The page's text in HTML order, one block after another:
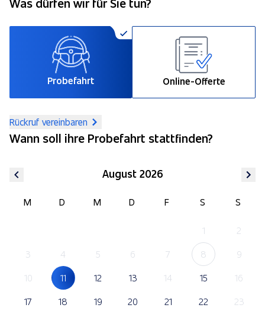
Probefahrt Online-Offerte
Rückruf vereinbaren
Wann soll ihre Probefahrt stattfinden?
August 2026
M D M D F S S
1
2
3
4 5 6 7 8
9
10
11 12 13 14 15
16
17
18 19 20 21 22
23